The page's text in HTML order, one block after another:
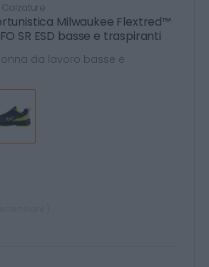
Milwaukee Flextred™
FO SR ESD basse e traspiranti
da lavoro basse e